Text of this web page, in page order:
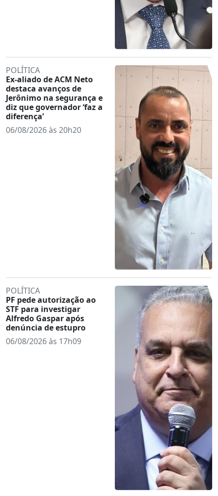
POLÍTICA
Ex-aliado de ACM Neto
destaca avanços de
Jerônimo na segurança e
diz que governador ‘faz a
diferença’
06/08/2026 às 20h20
POLÍTICA
PF pede autorização ao
STF para investigar
Alfredo Gaspar após
denúncia de estupro
06/08/2026 às 17h09